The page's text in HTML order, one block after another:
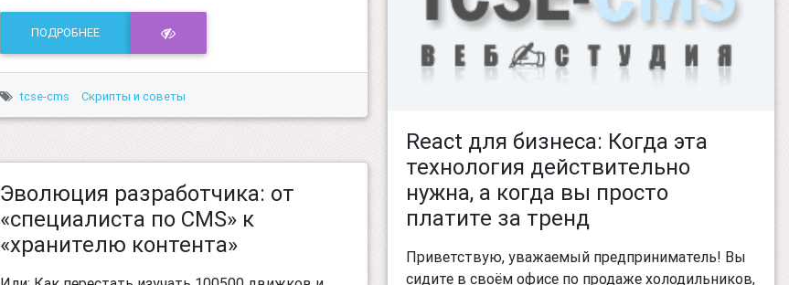
ПОДРОБНЕЕ
tcse-cms Скрипты и советы
Эволюция разработчика: от
«специалиста по CMS» к
«хранителю контента»
React для бизнеса: Когда эта
технология действительно
нужна, а когда вы просто
платите за тренд
Приветствую, уважаемый предприниматель! Вы
сидите в своём офисе по продаже холодильников,